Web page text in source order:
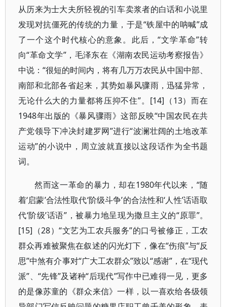
从历来为士大夫所轻视的引车卖浆者的白话和小说里
发现对抗僵死的传统的力量，于是“铁屋中的呐喊”成
了一个这个时代核心的意象。此后，“文学革命”转
向“革命文学”，毛泽东在《湖南农民运动考察报告》
中说：“很短的时间内，将有几万万农民从中国中部、
南部和北部各省起来，其势如暴风骤雨，迅猛异常，
无论什么大的力量都将压抑不住”。[14]（13）而在
1948年出版的《暴风骤雨》这部反映“中国农民在共
产党领导下冲决封建罗网”进行“波澜壮阔的土地改革
运动”的小说中，周立波就直接以这段话作为全书题
词。
然而这一革命的暴力，却在1980年代以来，“随
着‘启蒙’合法性取代‘阶级斗争’的合法性和‘人性’话语取
代‘阶级’话语”，被暴力地呈现为撒旦主义的“原罪”。
[15]（28）“文艺为工农兵服务”的口号被修正，工农
群众再难被聚焦在叙述的闪光灯下，像在“伤痕”与“反
思”中煞有介事对“广大工农群众”致以“感谢”，在“现代
派”、“先锋”及诸种“后现代”写作中已难得一见，更多
的是像苏童的《群众来信》一样，以一喜欢给各级领